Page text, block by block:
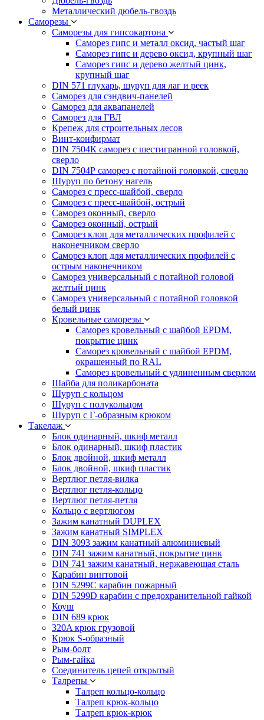
Металлический дюбель-гвоздь
Саморезы
Саморезы для гипсокартона
Саморез гипс и металл оксид, частый шаг
Саморез гипс и дерево оксид, крупный шаг
Саморез гипс и дерево желтый цинк,
крупный шаг
DIN 571 глухарь, шуруп для лаг и реек
Саморез для сэндвич-панелей
Саморез для аквапанелей
Саморез для ГВЛ
Крепеж для строительных лесов
Винт-конфирмат
DIN 7504К саморез с шестигранной головкой,
сверло
DIN 7504Р саморез с потайной головкой, сверло
Шуруп по бетону нагель
Саморез с пресс-шайбой, сверло
Саморез с пресс-шайбой, острый
Саморез оконный, сверло
Саморез оконный, острый
Саморез клоп для металлических профилей с
наконечником сверло
Саморез клоп для металлических профилей с
острым наконечником
Саморез универсальный с потайной головой
желтый цинк
Саморез универсальный с потайной головкой
белый цинк
Кровельные саморезы
Саморез кровельный с шайбой EPDM,
покрытие цинк
Саморез кровельный с шайбой EPDM,
окрашенный по RAL
Саморез кровельный с удлиненным сверлом
Шайба для поликарбоната
Шуруп с кольцом
Шуруп с полукольцом
Шуруп с Г-образным крюком
Такелаж
Блок одинарный, шкиф металл
Блок одинарный, шкиф пластик
Блок двойной, шкиф металл
Блок двойной, шкиф пластик
Вертлюг петля-вилка
Вертлюг петля-кольцо
Вертлюг петля-петля
Кольцо с вертлюгом
Зажим канатный DUPLEX
Зажим канатный SIMPLEX
DIN 3093 зажим канатный алюминиевый
DIN 741 зажим канатный, покрытие цинк
DIN 741 зажим канатный, нержавеющая сталь
Карабин винтовой
DIN 5299C карабин пожарный
DIN 5299D карабин с предохранительной гайкой
Коуш
DIN 689 крюк
320A крюк грузовой
Крюк S-образный
Рым-болт
Рым-гайка
Соединитель цепей открытый
Талрепы
Талреп кольцо-кольцо
Талреп крюк-кольцо
Талреп крюк-крюк